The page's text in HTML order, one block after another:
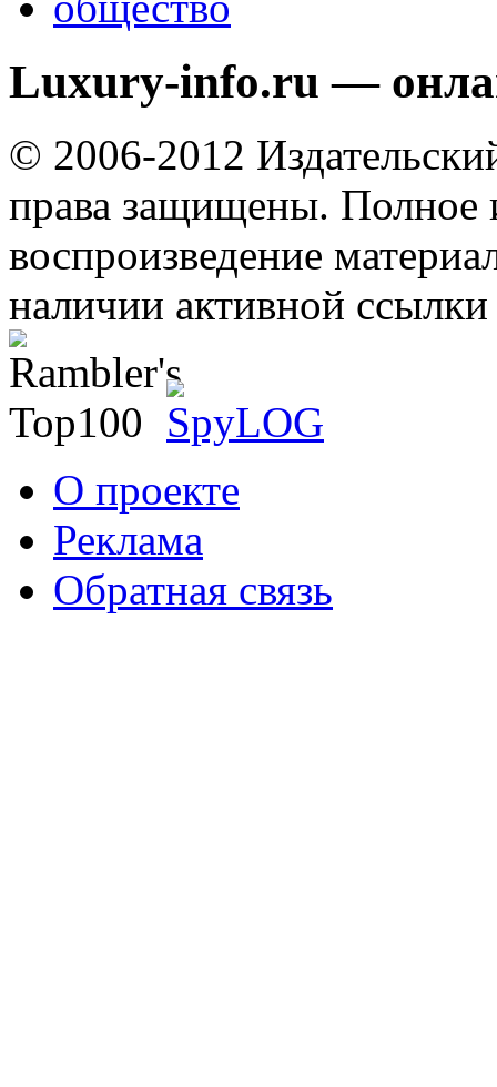
Luxury-info.ru —
© 2006-2012
права защищены. Полное
воспроизведение
наличии активной ссылки
О проекте
Реклама
Обратная связь